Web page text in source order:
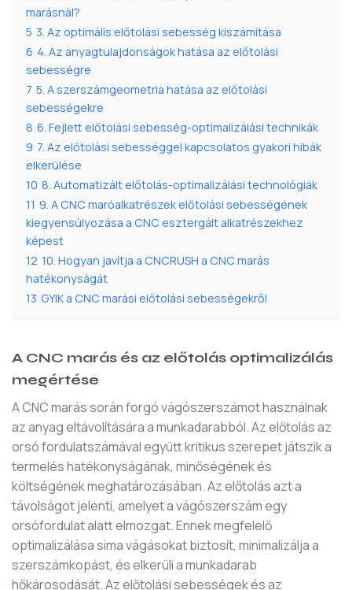
marásnál?
5 3. Az optimális előtolási sebesség kiszámítása
6 4. Az anyagtulajdonságok hatása az előtolási
sebességre
7 5. A szerszámgeometria hatása az előtolási
sebességekre
8 6. Fejlett előtolási sebesség-optimalizálási technikák
9 7. Az előtolási sebességgel kapcsolatos gyakori hibák
elkerülése
10 8. Automatizált előtolás-optimalizálási technológiák
11 9. A CNC maróalkatrészek előtolási sebességének
kiegyensúlyozása a CNC esztergált alkatrészekhez
képest
12 10. Hogyan javítja a CNCRUSH a CNC marás
hatékonyságát
13 GYIK a CNC marási előtolási sebességekről
A CNC marás és az előtolás optimalizálás
megértése
A CNC marás során forgó vágószerszámot használnak
az anyag eltávolítására a munkadarabból. Az előtolás az
orsó fordulatszámával együtt kritikus szerepet játszik a
termelés hatékonyságának, minőségének és
költségének meghatározásában. Az előtolás azt a
távolságot jelenti, amelyet a vágószerszám egy
orsófordulat alatt elmozgat. Ennek megfelelő
optimalizálása sima vágásokat biztosít, minimalizálja a
szerszámkopást, és elkerüli a munkadarab
hőkárosodását. Az előtolási sebességek és az